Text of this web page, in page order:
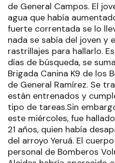
de General Campos. El
agua que había
fuerte correntada se lo
nada se sabía del joven y
rastrillajes para hallarlo.
días de búsqueda, se
Brigada Canina K9 de los
de General Ramírez. Se
están entrenados y
tipo de tareas.Sin
este miércoles, fue
21 años, quien había
del arroyo Yeruá. El
personal de Bomberos